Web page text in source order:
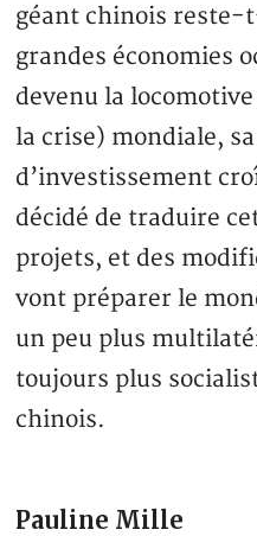
géant chinois
grandes économies
devenu la
la crise) mondiale,
d’investissement
décidé de traduire
projets, et des
vont préparer le
un peu plus
toujours plus
chinois.
Pauline Mille